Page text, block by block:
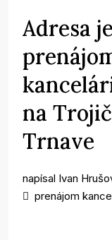
Adresa
na
Trnave
napísal Ivan
prenájom